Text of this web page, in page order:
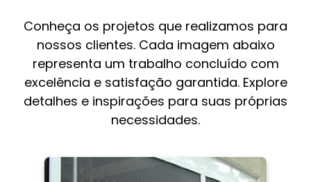
Conheça os projetos que realizamos para
nossos clientes. Cada imagem abaixo
representa um trabalho concluído com
excelência e satisfação garantida. Explore
detalhes e inspirações para suas próprias
necessidades.